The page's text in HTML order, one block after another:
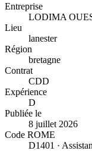
Entreprise
LODIMA
Lieu
lanester
Région
bretagne
Contrat
CDD
Expérience
D
Publiée le
8 juillet 2026
Code ROME
D1401 ·